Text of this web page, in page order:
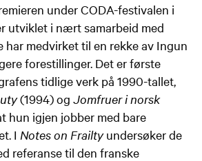
under CODA-festivalen i
utviklet i nært samarbeid med
har medvirket til en rekke av Ingun
forestillinger. Det er første
tidlige verk på 1990-tallet,
(1994) og Jomfruer i norsk
hun igjen jobber med bare
I Notes on Frailtyundersøker de
referanse til den franske